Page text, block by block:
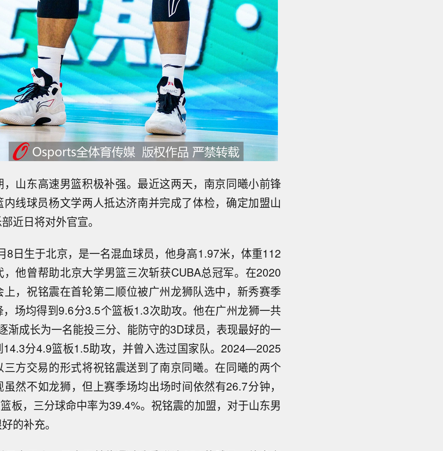
，山东高速男篮积极补强。最近这两天，南京同曦小前锋
线球员杨文学两人抵达济南并完成了体检，确定加盟山
近日将对外官宣。
8日生于北京，是一名混血球员，他身高1.97米，体重112
他曾帮助北京大学男篮三次斩获CUBA总冠军。在2020
上，祝铭震在首轮第二顺位被广州龙狮队选中，新秀赛季
场均得到9.6分3.5个篮板1.3次助攻。他在广州龙狮一共
渐成长为一名能投三分、能防守的3D球员，表现最好的一
14.3分4.9篮板1.5助攻，并曾入选过国家队。2024—2025
三方交易的形式将祝铭震送到了南京同曦。在同曦的两个
然不如龙狮，但上赛季场均出场时间依然有26.7分钟，
板，三分球命中率为39.4%。祝铭震的加盟，对于山东男
的补充。